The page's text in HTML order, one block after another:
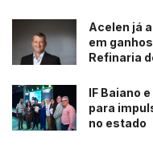
Um dos resultados
atendimento direto às
em áreas relacionadas
Durante o evento foram
Acelen já
em
Refinaria
IF Baiano
para
no estado